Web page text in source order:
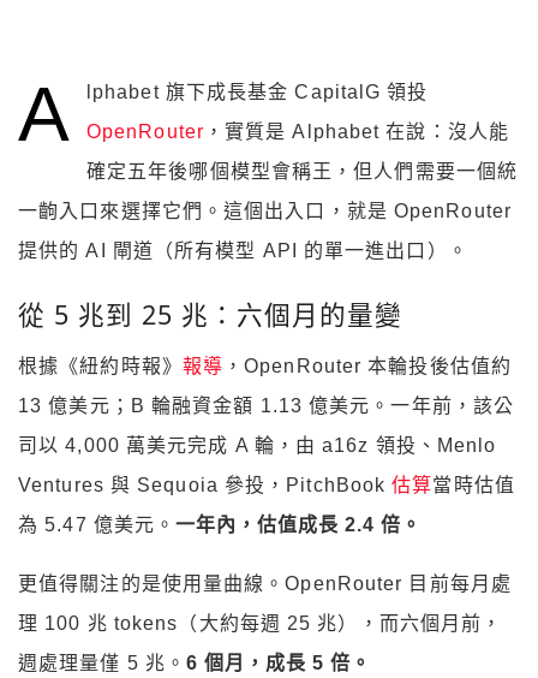
A
lphabet 旗下成長基金 CapitalG 領投
OpenRouter ，實質是 Alphabet 在說：沒人能
確定五年後哪個模型會稱王，但人們需要一個統
一齣入口來選擇它們。這個出入口，就是 OpenRouter
提供的 AI 閘道（所有模型 API 的單一進出口）。
從 5 兆到 25 兆：六個月的量變
根據《紐約時報》 報導 ，OpenRouter 本輪投後估值約
13 億美元；B 輪融資金額 1.13 億美元。一年前，該公
司以 4,000 萬美元完成 A 輪，由 a16z 領投、Menlo
Ventures 與 Sequoia 參投，PitchBook估算當時估值
為 5.47 億美元。一年內，估值成長 2.4 倍。
更值得關注的是使用量曲線。OpenRouter 目前每月處
理 100 兆 tokens（大約每週 25 兆），而六個月前，
週處理量僅 5 兆。 6 個月，成長 5 倍。